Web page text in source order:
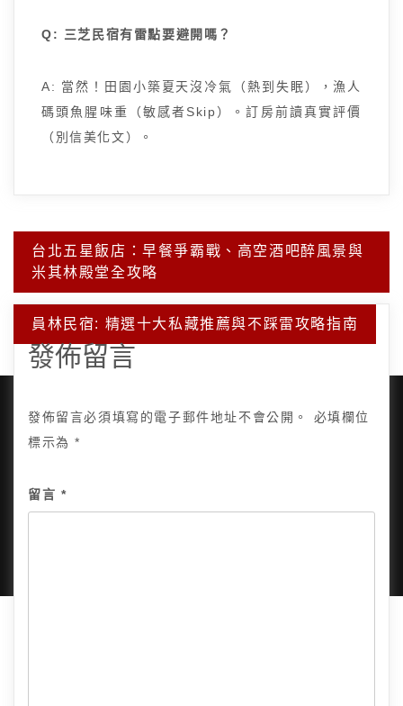
Q: 三芝民宿有雷點要避開嗎？
A: 當然！田園小築夏天沒冷氣（熱到失眠），漁人
碼頭魚腥味重（敏感者Skip）。訂房前讀真實評價
（別信美化文）。
文
章
導
覽
台北五星飯店：早餐爭霸戰、高空酒吧醉風景與
米其林殿堂全攻略
員林民宿: 精選十大私藏推薦與不踩雷攻略指南
發佈留言
發佈留言必須填寫的電子郵件地址不會公開。
必填欄位
標示為*
留言 *
隱私政策 網站地圖 全部文章